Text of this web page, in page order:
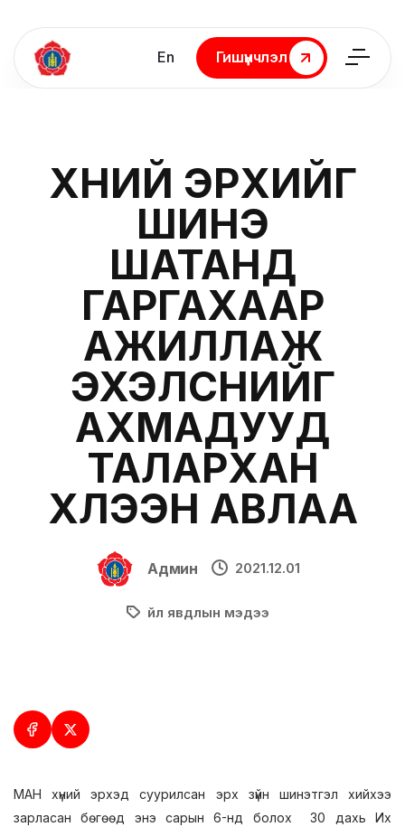
En
Гишүүнчлэл
Гишүүнчлэл
ХҮНИЙ ЭРХИЙГ
ШИНЭ
ШАТАНД
ГАРГАХААР
АЖИЛЛАЖ
ЭХЭЛСНИЙГ
АХМАДУУД
ТАЛАРХАН
ХҮЛЭЭН АВЛАА
Админ 2021.12.01
Үйл явдлын мэдээ
МАН хүний эрхэд суурилсан эрх зүйн шинэтгэл хийхээ
зарласан бөгөөд энэ сарын 6-нд болох 30 дахь Их